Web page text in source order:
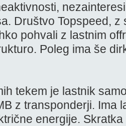
Društvo Topspeed, z
pohvali z lastnim
Poleg ima še
tekem je lastnik
z transponderji. Ima
energije.